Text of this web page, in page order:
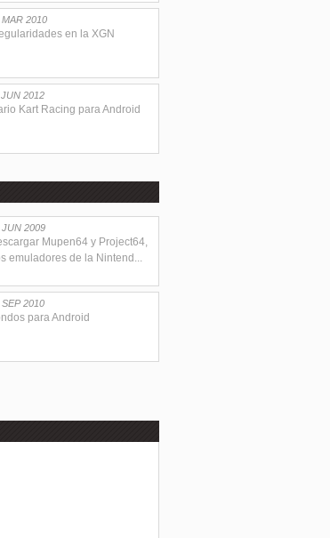
MAR 2010
en la XGN
JUN 2012
Kart Racing para Android
JUN 2009
Mupen64 y Project64,
emuladores de la Nintend...
SEP 2010
para Android